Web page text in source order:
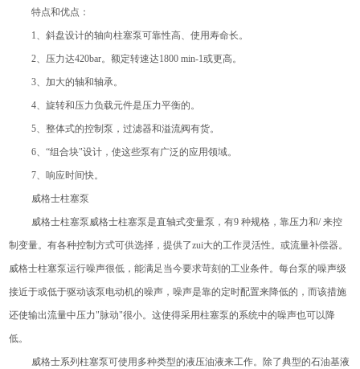
特点和优点：
1、斜盘设计的轴向柱塞泵可靠性高、使用寿命长。
2、压力达420bar。额定转速达1800 min-1或更高。
3、加大的轴和轴承。
4、旋转和压力负载元件是压力平衡的。
5、整体式的控制泵，过滤器和溢流阀有货。
6、“组合块"设计，使这些泵有广泛的应用领域。
7、响应时间快。
威格士柱塞泵
威格士柱塞泵威格士柱塞泵是直轴式变量泵，有9 种规格，靠压力和/ 来控
制变量。有各种控制方式可供选择，提供了zui大的工作灵活性。或流量补偿器。
威格士柱塞泵运行噪声很低，能满足当今要求苛刻的工业条件。每台泵的噪声级
接近于或低于驱动该泵电动机的噪声，噪声是靠的定时配置来降低的，而该措施
还使输出流量中压力"脉动"很小。这使得采用柱塞泵的系统中的噪声也可以降
低。
威格士系列柱塞泵可使用多种类型的液压油液来工作。除了典型的石油基液